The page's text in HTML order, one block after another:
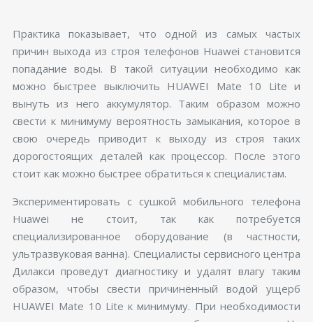
Практика показывает, что одной из самых частых
причин выхода из строя телефонов Huawei становится
попадание воды. В такой ситуации необходимо как
можно быстрее выключить HUAWEI Mate 10 Lite и
вынуть из него аккумулятор. Таким образом можно
свести к минимуму вероятность замыкания, которое в
свою очередь приводит к выходу из строя таких
дорогостоящих деталей как процессор. После этого
стоит как можно быстрее обратиться к специалистам.
Экспериментировать с сушкой мобильного телефона
Huawei не стоит, так как потребуется
специализированное оборудование (в частности,
ультразвуковая ванна). Специалисты сервисного центра
Дилакси проведут диагностику и удалят влагу таким
образом, чтобы свести причинённый водой ущерб
HUAWEI Mate 10 Lite к минимуму. При необходимости